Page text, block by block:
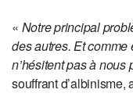
« Notre principal
des autres. Et
n’hésitent pas à nous
souffrant d’albinisme,